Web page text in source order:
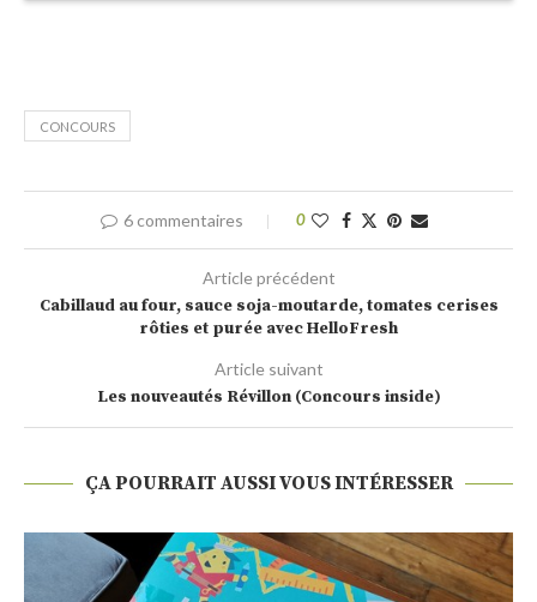
CONCOURS
6 commentaires 0
Article précédent
Cabillaud au four, sauce soja-moutarde, tomates cerises
rôties et purée avec HelloFresh
Article suivant
Les nouveautés Révillon (Concours inside)
ÇA POURRAIT AUSSI VOUS INTÉRESSER